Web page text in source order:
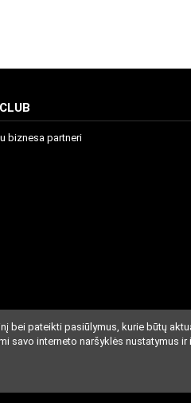
biznesa partneri
pateikti pasiūlymus, kurie būtų
savo interneto naršyklės nustatymus ir